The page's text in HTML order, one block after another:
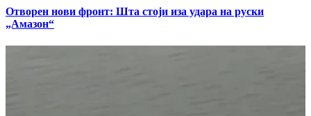
Отворен нови фронт: Шта стоји иза удара на руски
„Амазон“